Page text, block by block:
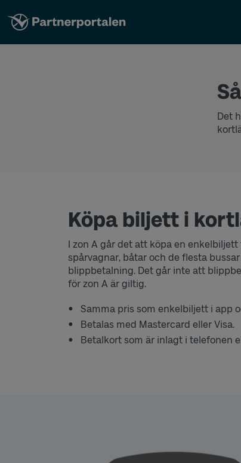
Det
Köpa biljett i
I zon A går det att köpa en
spårvagnar, båtar och de flesta
blippbetalning. Det går inte att
för zon A är giltig.
Samma pris som enkelbiljett i app
Betalas med Mastercard eller Visa.
Betalkort som är inlagt i telefonen